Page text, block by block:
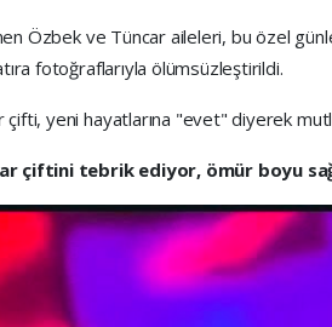
Özbek ve Tüncar aileleri, bu özel
fotoğraflarıyla ölümsüzleştirildi.
yeni hayatlarına "evet" diyerek
çiftini tebrik ediyor, ömür boyu